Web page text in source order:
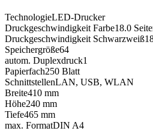
TechnologieLED-Drucker
Druckgeschwindigkeit Farbe18.0
Druckgeschwindigkeit Schwarzweiß
Speichergröße64
autom. Duplexdruck1
Papierfach250 Blatt
SchnittstellenLAN, USB, WLAN
Breite410 mm
Höhe240 mm
Tiefe465 mm
max. FormatDIN A4